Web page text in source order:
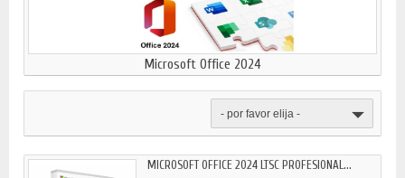
Microsoft Office 2024
- por favor elija -
MICROSOFT OFFICE 2024 LTSC PROFESIONAL...